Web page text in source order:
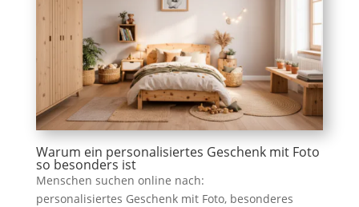
Warum ein personalisiertes Geschenk mit Foto
so besonders ist
Menschen suchen online nach:
personalisiertes Geschenk mit Foto, besonderes